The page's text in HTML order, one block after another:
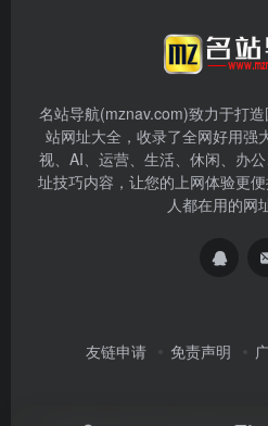
名站导航(mznav.com)致力于打
站网址大全，收录了全网好用强
视、AI、运营、生活、休闲、办
址技巧内容，让您的上网体验更
人都在用的网
友链申请 免责声明